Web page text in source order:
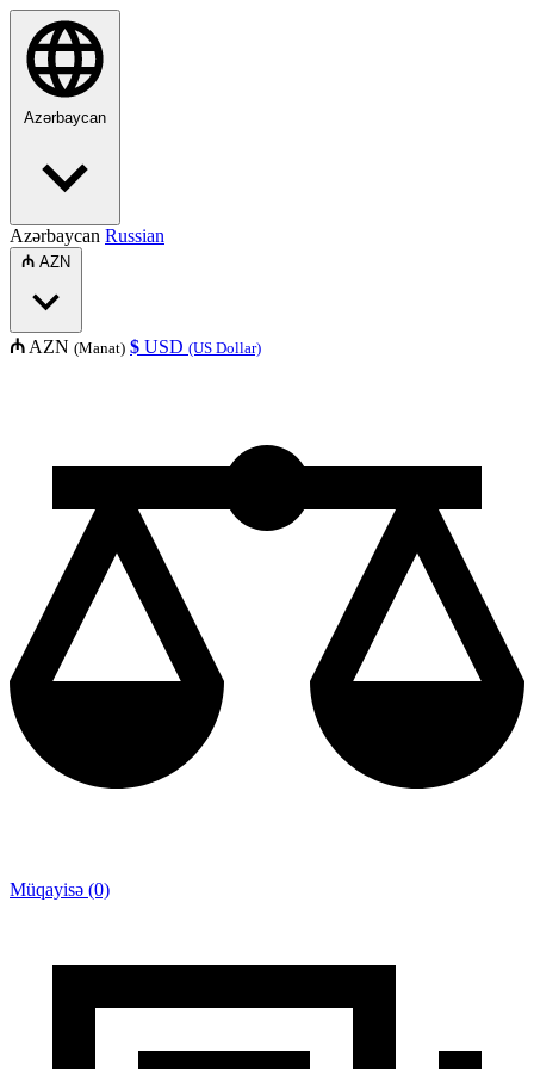
Azərbaycan
Azərbaycan Russian
₼ AZN
₼ AZN (Manat) $ USD (US Dollar)
Müqayisə (0)